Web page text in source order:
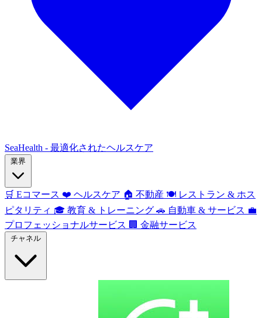
SeaHealth - 最適化されたヘルスケア
🛒 Eコマース ❤️ ヘルスケア 🏠 不動産 🍽️ レストラン & ホス
ピタリティ 🎓 教育 & トレーニング 🚗 自動車 & サービス 💼
プロフェッショナルサービス 🏢 金融サービス